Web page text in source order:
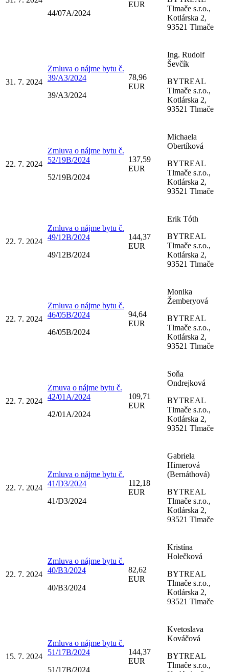
44/07A/2024
EUR
Tlmače s.r.o.,
Kotlárska 2,
93521 Tlmače
31. 7. 2024
Zmluva o nájme bytu č.
39/A3/2024
39/A3/2024
78,96
EUR
Ing. Rudolf
Ševčík
BYTREAL
Tlmače s.r.o.,
Kotlárska 2,
93521 Tlmače
22. 7. 2024
Zmluva o nájme bytu č.
52/19B/2024
52/19B/2024
137,59
EUR
Michaela
Obertíková
BYTREAL
Tlmače s.r.o.,
Kotlárska 2,
93521 Tlmače
22. 7. 2024
Zmluva o nájme bytu č.
49/12B/2024
49/12B/2024
144,37
EUR
Erik Tóth
BYTREAL
Tlmače s.r.o.,
Kotlárska 2,
93521 Tlmače
22. 7. 2024
Zmluva o nájme bytu č.
46/05B/2024
46/05B/2024
94,64
EUR
Monika
Žemberyová
BYTREAL
Tlmače s.r.o.,
Kotlárska 2,
93521 Tlmače
22. 7. 2024
Zmuva o nájme bytu č.
42/01A/2024
42/01A/2024
109,71
EUR
Soňa
Ondrejková
BYTREAL
Tlmače s.r.o.,
Kotlárska 2,
93521 Tlmače
22. 7. 2024
Zmluva o nájme bytu č.
41/D3/2024
41/D3/2024
112,18
EUR
Gabriela
Hirnerová
(Bernáthová)
BYTREAL
Tlmače s.r.o.,
Kotlárska 2,
93521 Tlmače
22. 7. 2024
Zmluva o nájme bytu č.
40/B3/2024
40/B3/2024
82,62
EUR
Kristína
Holečková
BYTREAL
Tlmače s.r.o.,
Kotlárska 2,
93521 Tlmače
15. 7. 2024
Zmluva o nájme bytu č.
51/17B/2024
51/17B/2024
144,37
EUR
Kvetoslava
Kováčová
BYTREAL
Tlmače s.r.o.,